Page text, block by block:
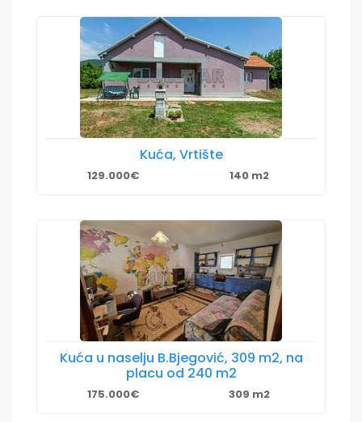
Kuća, Vrtište
129.000€ 140 m2
Kuća u naselju B.Bjegović, 309 m2, na
placu od 240 m2
175.000€ 309 m2